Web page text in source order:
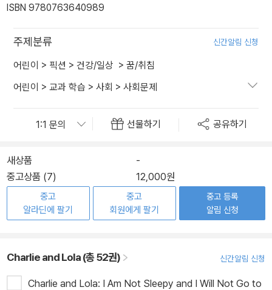
ISBN 9780763640989
주제분류 신간알림 신청
어린이 > 픽션 > 건강/일상 > 꿈/취침
어린이 > 교과 학습 > 사회 > 사회문제
선물하기 공유하기
새상품
-
중고상품 (7)
12,000원
중고
알라딘에 팔기
중고
회원에게 팔기
중고 등록
알림 신청
Charlie and Lola (총 52권) 신간알림 신청
Charlie and Lola: I Am Not Sleepy and I Will Not Go to